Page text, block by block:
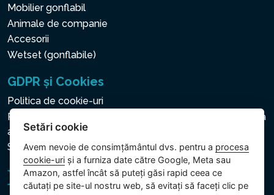
Mobilier gonflabil
Animale de companie
Accesorii
Wetset (gonflabile)
GDPR și Cookies
Politica de cookie-uri
Politica privind protecția datelor cu caracter personal și a
altor date prelucrate
Setări cookie
Setări cookie
Avem nevoie de consimțământul dvs. pentru a procesa
cookie-uri și a furniza date către Google, Meta sau
Amazon, astfel încât să puteți găsi rapid ceea ce
căutați pe site-ul nostru web, să evitați să faceți clic pe